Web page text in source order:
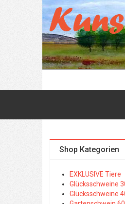
Shop Kategorien
EXKLUSIVE Tiere
Glücksschweine
Glücksschweine